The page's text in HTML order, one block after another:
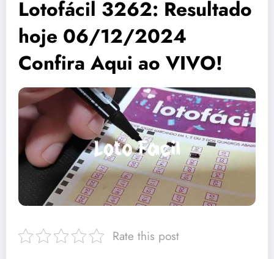
Lotofácil 3262: Resultado
hoje 06/12/2024
Confira Aqui ao VIVO!
Rate this post